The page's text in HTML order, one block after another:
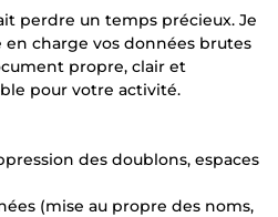
perdre un temps précieux. Je
charge vos données brutes
propre, clair et
pour votre activité.
des doublons, espaces
(mise au propre des noms,